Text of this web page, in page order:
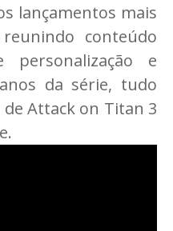
lançamentos mais
conteúdo
personalização e
da série, tudo
Attack on Titan 3